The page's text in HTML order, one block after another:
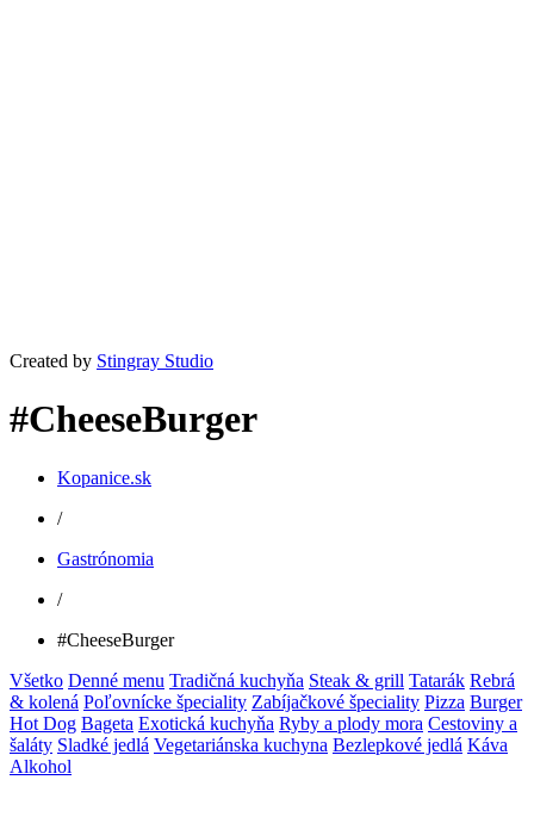
Created by Stingray Studio
#CheeseBurger
Kopanice.sk
/
Gastrónomia
/
#CheeseBurger
Všetko Denné menu Tradičná kuchyňa Steak & grill Tatarák Rebrá
& kolená Poľovnícke špeciality Zabíjačkové špeciality Pizza Burger
Hot Dog Bageta Exotická kuchyňa Ryby a plody mora Cestoviny a
šaláty Sladké jedlá Vegetariánska kuchyna Bezlepkové jedlá Káva
Alkohol